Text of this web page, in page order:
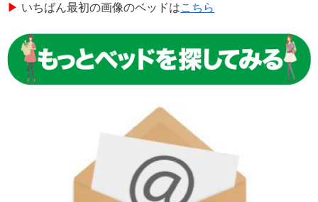
▶︎ いちばん最初の画像のベッドはこちら